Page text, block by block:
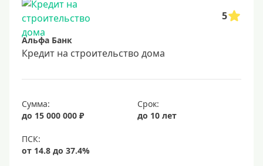
9 лет
10 лет
15 лет
20 лет
25 лет
30 лет
Месяц
2 месяца
3 месяца
5
Альфа Банк
Кредит на строительство дома
Сумма:
до 15 000 000 ₽
Срок:
до 10 лет